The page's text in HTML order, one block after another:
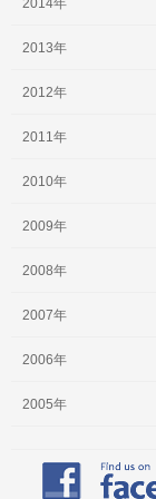
2014年
2013年
2012年
2011年
2010年
2009年
2008年
2007年
2006年
2005年